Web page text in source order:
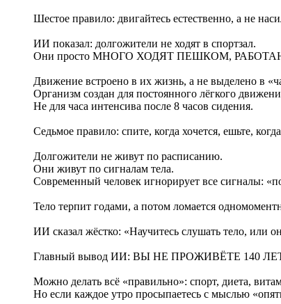
Шестое правило: двигайтесь естественно, а не
ИИ показал: долгожители не ходят в спортзал.
Они просто МНОГО ХОДЯТ ПЕШКОМ,
Движение встроено в их жизнь, а не выделено в
Организм создан для постоянного лёгкого
Не для часа интенсива после 8 часов сидения.
Седьмое правило: спите, когда хочется, ешьте,
Долгожители не живут по расписанию.
Они живут по сигналам тела.
Современный человек игнорирует все сигналы:
Тело терпит годами, а потом ломается
ИИ сказал жёстко: «Научитесь слушать тело, или
Главный вывод ИИ: ВЫ НЕ ПРОЖИВЁТЕ 140
Можно делать всё «правильно»: спорт, диета,
Но если каждое утро просыпаетесь с мыслью